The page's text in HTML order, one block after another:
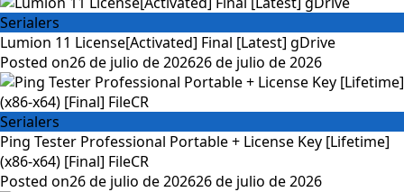
Serialers
Lumion 11 License[Activated] Final [Latest] gDrive
Posted on26 de julio de 202626 de julio de 2026
Serialers
Ping Tester Professional Portable + License Key [Lifetime]
(x86-x64) [Final] FileCR
Posted on26 de julio de 202626 de julio de 2026